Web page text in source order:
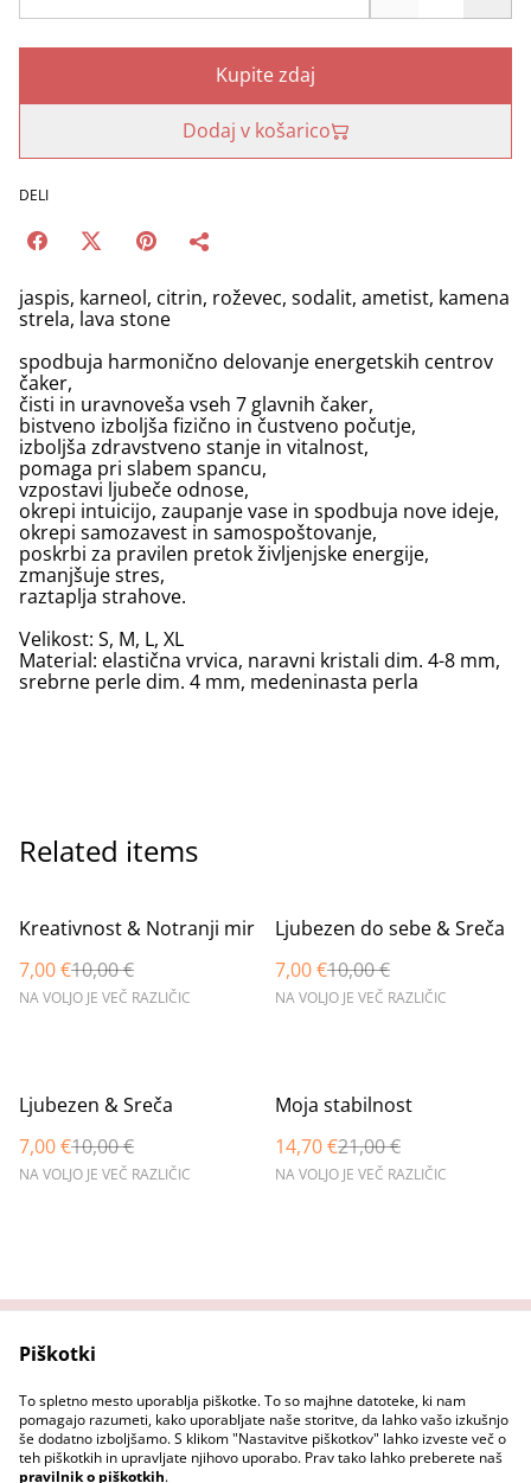
Kupite zdaj
Dodaj v košarico
DELI
jaspis, karneol, citrin, roževec, sodalit, ametist, kamena
strela, lava stone
spodbuja harmonično delovanje energetskih centrov
čaker,
čisti in uravnoveša vseh 7 glavnih čaker,
bistveno izboljša fizično in čustveno počutje,
izboljša zdravstveno stanje in vitalnost,
pomaga pri slabem spancu,
vzpostavi ljubeče odnose,
okrepi intuicijo, zaupanje vase in spodbuja nove ideje,
okrepi samozavest in samospoštovanje,
poskrbi za pravilen pretok življenjske energije,
zmanjšuje stres,
raztaplja strahove.
Velikost: S, M, L, XL
Material: elastična vrvica, naravni kristali dim. 4-8 mm,
srebrne perle dim. 4 mm, medeninasta perla
Related items
%
Kreativnost & Notranji mir
7,00 €10,00 €
NA VOLJO JE VEČ RAZLIČIC
%
Ljubezen do sebe & Sreča
7,00 €10,00 €
NA VOLJO JE VEČ RAZLIČIC
%
Ljubezen & Sreča
7,00 €10,00 €
NA VOLJO JE VEČ RAZLIČIC
%
Moja stabilnost
14,70 €21,00 €
NA VOLJO JE VEČ RAZLIČIC
Pravni pogoji
Pravilnik o zasebnosti
Pravilnik o piškotkih
Piškotki
To spletno mesto uporablja piškotke. To so majhne datoteke, ki nam
pomagajo razumeti, kako uporabljate naše storitve, da lahko vašo izkušnjo
še dodatno izboljšamo. S klikom "Nastavitve piškotkov" lahko izveste več o
teh piškotkih in upravljate njihovo uporabo. Prav tako lahko preberete naš
pravilnik o piškotkih.